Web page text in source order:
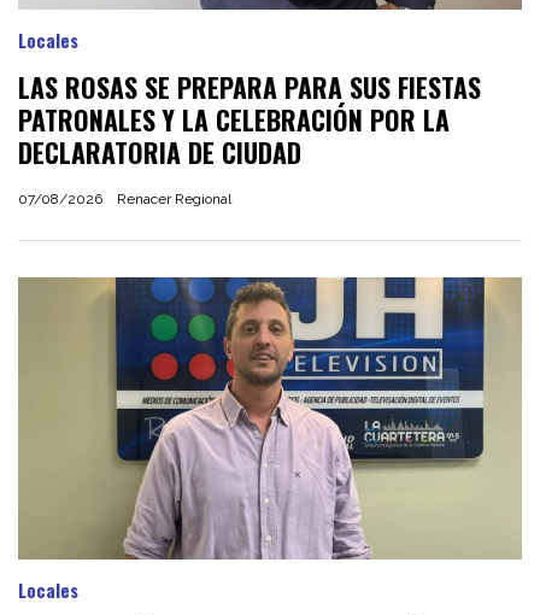
LAS ROSAS SE PREPARA PARA SUS FIESTAS
PATRONALES Y LA CELEBRACIÓN POR LA
DECLARATORIA DE CIUDAD
Renacer Regional
Locales
07/08/2026
Locales